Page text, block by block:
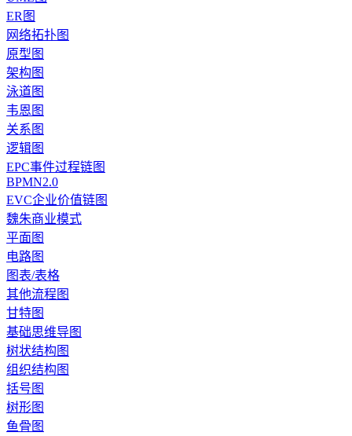
ER图
网络拓扑图
原型图
架构图
泳道图
韦恩图
关系图
逻辑图
EPC事件过程链图
BPMN2.0
EVC企业价值链图
魏朱商业模式
平面图
电路图
图表/表格
其他流程图
甘特图
基础思维导图
树状结构图
组织结构图
括号图
树形图
鱼骨图